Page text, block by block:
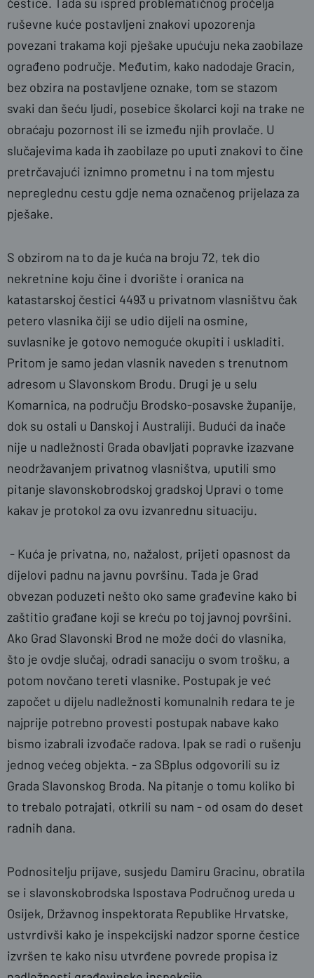
ruševne kuće postavljeni znakovi upozorenja
povezani trakama koji pješake upućuju neka zaobilaze
ograđeno područje. Međutim, kako nadodaje Gracin,
bez obzira na postavljene oznake, tom se stazom
svaki dan šeću ljudi, posebice školarci koji na trake ne
obraćaju pozornost ili se između njih provlače. U
slučajevima kada ih zaobilaze po uputi znakovi to čine
pretrčavajući iznimno prometnu i na tom mjestu
nepreglednu cestu gdje nema označenog prijelaza za
pješake.
S obzirom na to da je kuća na broju 72, tek dio
nekretnine koju čine i dvorište i oranica na
katastarskoj čestici 4493 u privatnom vlasništvu čak
petero vlasnika čiji se udio dijeli na osmine,
suvlasnike je gotovo nemoguće okupiti i uskladiti.
Pritom je samo jedan vlasnik naveden s trenutnom
adresom u Slavonskom Brodu. Drugi je u selu
Komarnica, na području Brodsko-posavske županije,
dok su ostali u Danskoj i Australiji. Budući da inače
nije u nadležnosti Grada obavljati popravke izazvane
neodržavanjem privatnog vlasništva, uputili smo
pitanje slavonskobrodskoj gradskoj Upravi o tome
kakav je protokol za ovu izvanrednu situaciju.
- Kuća je privatna, no, nažalost, prijeti opasnost da
dijelovi padnu na javnu površinu. Tada je Grad
obvezan poduzeti nešto oko same građevine kako bi
zaštitio građane koji se kreću po toj javnoj površini.
Ako Grad Slavonski Brod ne može doći do vlasnika,
što je ovdje slučaj, odradi sanaciju o svom trošku, a
potom novčano tereti vlasnike. Postupak je već
započet u dijelu nadležnosti komunalnih redara te je
najprije potrebno provesti postupak nabave kako
bismo izabrali izvođače radova. Ipak se radi o rušenju
jednog većeg objekta. - za SBplus odgovorili su iz
Grada Slavonskog Broda. Na pitanje o tomu koliko bi
to trebalo potrajati, otkrili su nam - od osam do deset
radnih dana.
Podnositelju prijave, susjedu Damiru Gracinu, obratila
se i slavonskobrodska Ispostava Područnog ureda u
Osijek, Državnog inspektorata Republike Hrvatske,
ustvrdivši kako je inspekcijski nadzor sporne čestice
izvršen te kako nisu utvrđene povrede propisa iz